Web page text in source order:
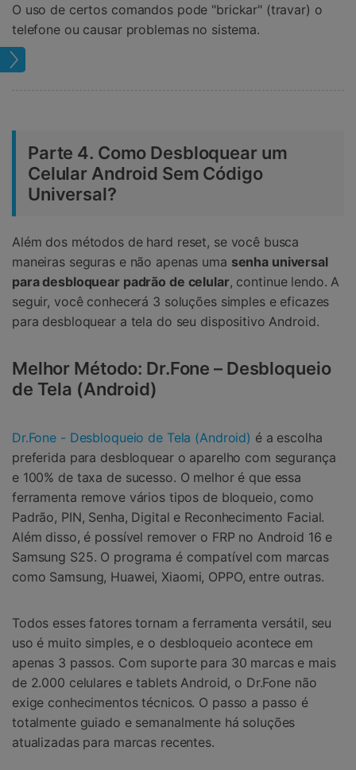
O uso de certos comandos pode "brickar" (travar) o
telefone ou causar problemas no sistema.
Parte 4. Como Desbloquear um
Celular Android Sem Código
Universal?
Além dos métodos de hard reset, se você busca
maneiras seguras e não apenas uma senha universal
para desbloquear padrão de celular, continue lendo. A
seguir, você conhecerá 3 soluções simples e eficazes
para desbloquear a tela do seu dispositivo Android.
Melhor Método: Dr.Fone – Desbloqueio
de Tela (Android)
Dr.Fone - Desbloqueio de Tela (Android) é a escolha
preferida para desbloquear o aparelho com segurança
e 100% de taxa de sucesso. O melhor é que essa
ferramenta remove vários tipos de bloqueio, como
Padrão, PIN, Senha, Digital e Reconhecimento Facial.
Além disso, é possível remover o FRP no Android 16 e
Samsung S25. O programa é compatível com marcas
como Samsung, Huawei, Xiaomi, OPPO, entre outras.
Todos esses fatores tornam a ferramenta versátil, seu
uso é muito simples, e o desbloqueio acontece em
apenas 3 passos. Com suporte para 30 marcas e mais
de 2.000 celulares e tablets Android, o Dr.Fone não
exige conhecimentos técnicos. O passo a passo é
totalmente guiado e semanalmente há soluções
atualizadas para marcas recentes.